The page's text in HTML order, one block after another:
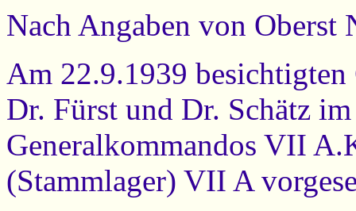
Nach Angaben von Oberst
Am 22.9.1939 besichtigten
Dr. Fürst und Dr. Schätz
Generalkommandos VII
(Stammlager) VII A